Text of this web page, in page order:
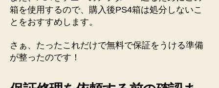
箱を使用するので、購入後PS4箱は処分しないこ
とをおすすめします。
さぁ、たったこれだけで無料で保証をうける準備
が整ったのです！